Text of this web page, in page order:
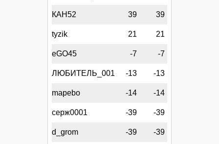
КАН52 39 39
tyzik 21 21
eGO45 -7 -7
ЛЮБИТЕЛЬ_001 -13 -13
mapebo -14 -14
серж0001 -39 -39
d_grom -39 -39